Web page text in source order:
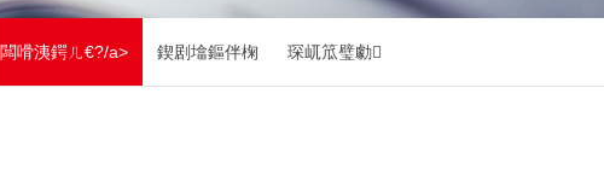
闆嗗洟鍔ㄦ€?/a> 鍥剧墖鏂伴椈 琛屼笟璧勮